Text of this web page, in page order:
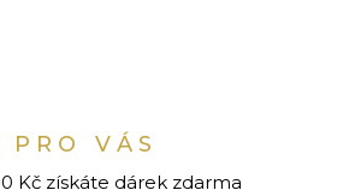
PRO VÁS
Kč získáte dárek zdarma